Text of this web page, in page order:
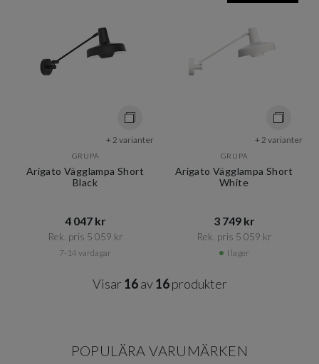
+ 2 varianter
GRUPA
Arigato Vägglampa Short
Black
4 047 kr​​
Rek. pris 5 059 kr​​
7-14 vardagar
+ 2 varianter
GRUPA
Arigato Vägglampa Short
White
3 749 kr​​
Rek. pris 5 059 kr​​
I lager
Visar 16av16produkter
POPULÄRA VARUMÄRKEN